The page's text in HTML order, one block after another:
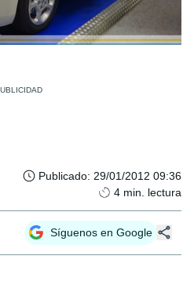
Publicado: 29/01/2012 09:36
4 min. lectura
Síguenos en Google